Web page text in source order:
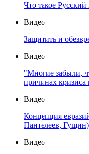
Что такое
Видео
Защитить и
Видео
"Многие забыли,
причинах кризиса
Видео
Концепция
Пантелеев, Гущин)
Видео